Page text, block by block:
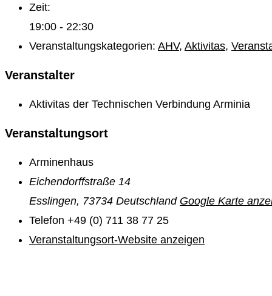
Zeit:
19:00 - 22:30
Veranstaltungskategorien: AHV, Aktivitas,
Veranstalter
Aktivitas der Technischen Verbindung Arminia
Veranstaltungsort
Arminenhaus
Eichendorffstraße 14
Esslingen, 73734 Deutschland Google Karte
Telefon +49 (0) 711 38 77 25
Veranstaltungsort-Website anzeigen